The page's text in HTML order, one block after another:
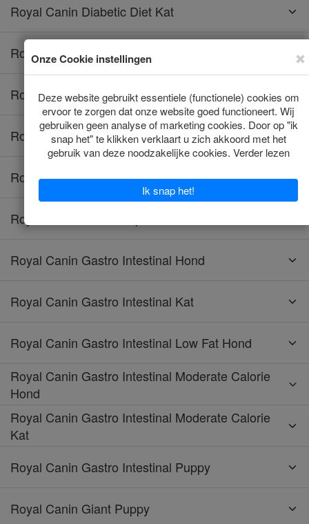
Royal Canin Diabetic Diet Kat
Royal Canin Diabetic Hond
Royal Canin Educ Hond
Royal Canin Energy Hond
Royal Canin Fibre Response Hond
Royal Canin Fibre Response Kat
Royal Canin Gastro Intestinal Hond
Royal Canin Gastro Intestinal Kat
Royal Canin Gastro Intestinal Low Fat Hond
Royal Canin Gastro Intestinal Moderate Calorie
Hond
Royal Canin Gastro Intestinal Moderate Calorie
Kat
Royal Canin Gastro Intestinal Puppy
Royal Canin Giant Puppy